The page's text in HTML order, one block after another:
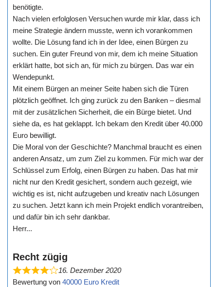
benötigte.
Nach vielen erfolglosen Versuchen wurde mir klar, dass ich
meine Strategie ändern musste, wenn ich vorankommen
wollte. Die Lösung fand ich in der Idee, einen Bürgen zu
suchen. Ein guter Freund von mir, dem ich meine Situation
erklärt hatte, bot sich an, für mich zu bürgen. Das war ein
Wendepunkt.
Mit einem Bürgen an meiner Seite haben sich die Türen
plötzlich geöffnet. Ich ging zurück zu den Banken – diesmal
mit der zusätzlichen Sicherheit, die ein Bürge bietet. Und
siehe da, es hat geklappt. Ich bekam den Kredit über 40.000
Euro bewilligt.
Die Moral von der Geschichte? Manchmal braucht es einen
anderen Ansatz, um zum Ziel zu kommen. Für mich war der
Schlüssel zum Erfolg, einen Bürgen zu haben. Das hat mir
nicht nur den Kredit gesichert, sondern auch gezeigt, wie
wichtig es ist, nicht aufzugeben und kreativ nach Lösungen
zu suchen. Jetzt kann ich mein Projekt endlich vorantreiben,
und dafür bin ich sehr dankbar.
Herr...
Recht zügig
16. Dezember 2020
Bewertung von 40000 Euro Kredit